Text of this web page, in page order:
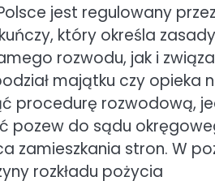
jest regulowany przez
który określa zasady
rozwodu, jak i
majątku czy opieka
procedurę rozwodową,
pozew do sądu
zamieszkania stron. W
rozkładu pożycia